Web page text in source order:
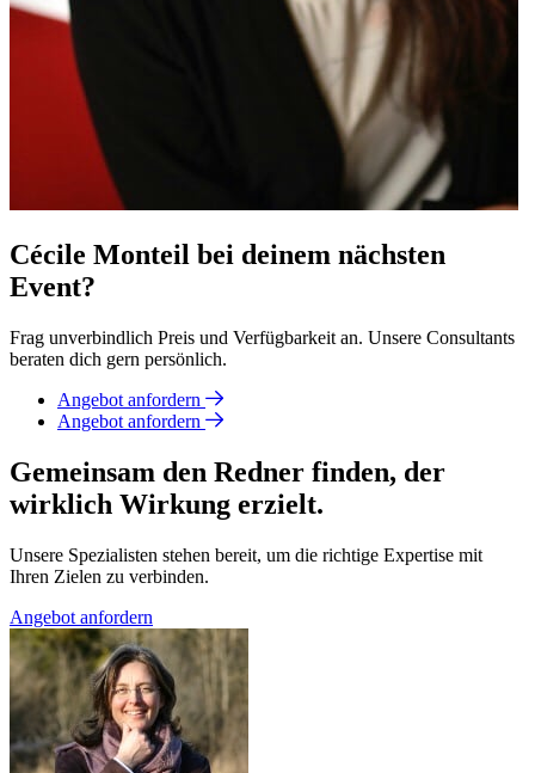
Cécile Monteil bei deinem nächsten
Event?
Frag unverbindlich Preis und Verfügbarkeit an. Unsere Consultants
beraten dich gern persönlich.
Angebot anfordern
Angebot anfordern
Gemeinsam den Redner finden, der
wirklich Wirkung erzielt.
Unsere Spezialisten stehen bereit, um die richtige Expertise mit
Ihren Zielen zu verbinden.
Angebot anfordern